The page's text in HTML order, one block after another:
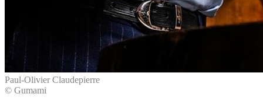
Paul-Olivier Claudepierre
© Gumami